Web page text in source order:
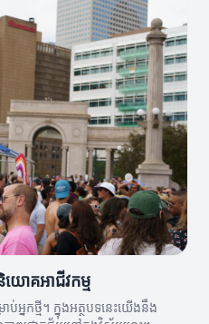
យោគអាជីវកម្ម
ប់អ្នកថ្មី។ ក្នុងអត្ថបទនេះយើងនឹង